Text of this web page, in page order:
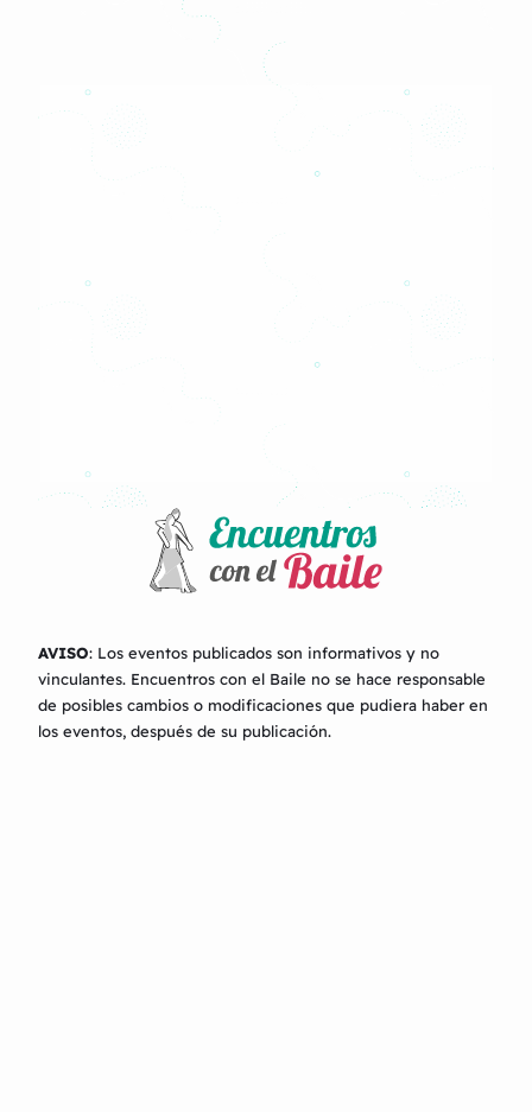
AVISO: Los eventos publicados son informativos y no
vinculantes. Encuentros con el Baile no se hace responsable
de posibles cambios o modificaciones que pudiera haber en
los eventos, después de su publicación.